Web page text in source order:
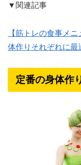
▼関連記事
【筋トレの食事メ
体作りそれぞれに最
定番の身体作